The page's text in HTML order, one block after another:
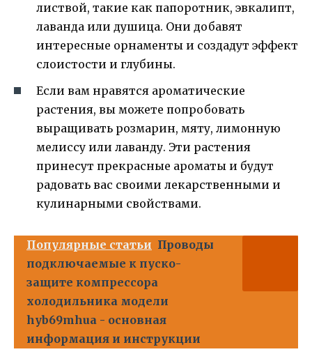
листвой, такие как папоротник, эвкалипт,
лаванда или душица. Они добавят
интересные орнаменты и создадут эффект
слоистости и глубины.
Если вам нравятся ароматические
растения, вы можете попробовать
выращивать розмарин, мяту, лимонную
мелиссу или лаванду. Эти растения
принесут прекрасные ароматы и будут
радовать вас своими лекарственными и
кулинарными свойствами.
Популярные статьи Проводы
подключаемые к пуско-
защите компрессора
холодильника модели
hyb69mhua - основная
информация и инструкции